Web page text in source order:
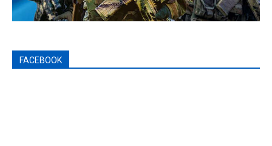
FACEBOOK